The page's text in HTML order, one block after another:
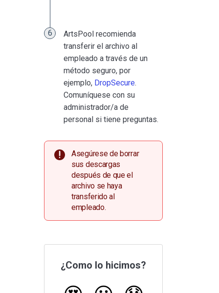
ArtsPool recomienda
transferir el archivo al
empleado a través de un
método seguro, por
ejemplo, DropSecure.
Comuníquese con su
administrador/a de
personal si tiene preguntas.
Asegúrese de borrar
sus descargas
después de que el
archivo se haya
transferido al
empleado.
¿Como lo hicimos?